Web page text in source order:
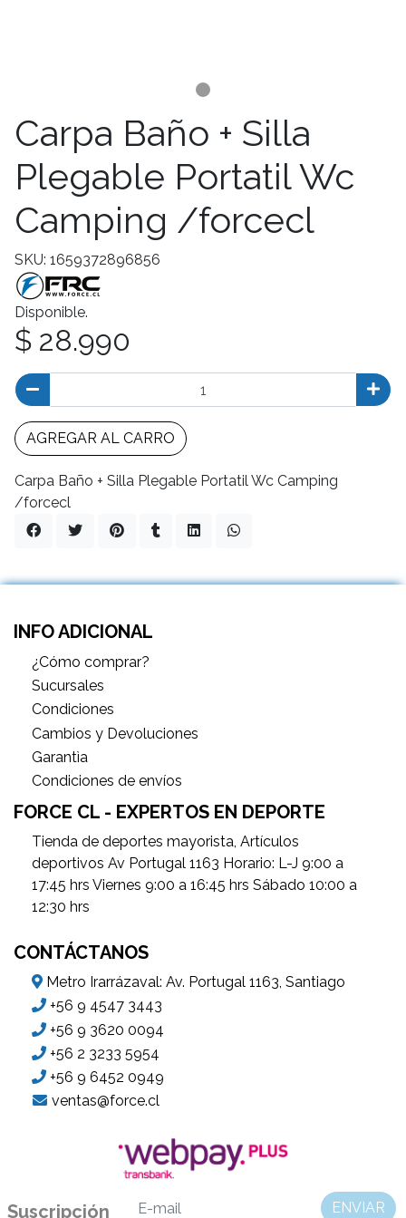
Carpa Baño + Silla
Plegable Portatil Wc
Camping /forcecl
SKU: 1659372896856
Disponible.
$ 28.990
AGREGAR AL CARRO
Carpa Baño + Silla Plegable Portatil Wc Camping
/forcecl
INFO ADICIONAL
¿Cómo comprar?
Sucursales
Condiciones
Cambios y Devoluciones
Garantìa
Condiciones de envíos
FORCE CL - EXPERTOS EN DEPORTE
Tienda de deportes mayorista, Artículos
deportivos Av Portugal 1163 Horario: L-J 9:00 a
17:45 hrs Viernes 9:00 a 16:45 hrs Sábado 10:00 a
12:30 hrs
CONTÁCTANOS
Metro Irarrázaval: Av. Portugal 1163, Santiago
+56 9 4547 3443
+56 9 3620 0094
+56 2 3233 5954
+56 9 6452 0949
ventas@force.cl
Suscripción ENVIAR